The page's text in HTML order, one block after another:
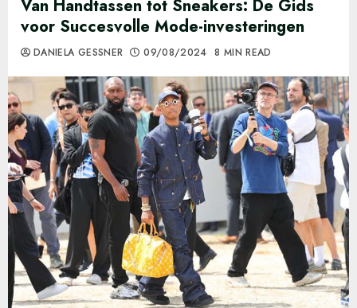
Van Handtassen tot Sneakers: De Gids
voor Succesvolle Mode-investeringen
DANIELA GESSNER 09/08/2024 8 MIN READ